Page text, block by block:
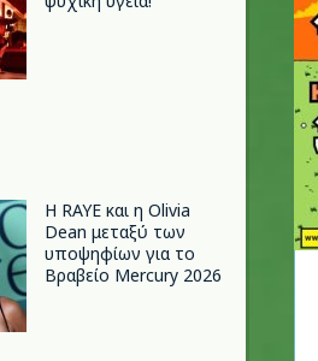
Η RAYE και η Olivia
Dean μεταξύ των
υποψηφίων για το
Βραβείο Mercury 2026